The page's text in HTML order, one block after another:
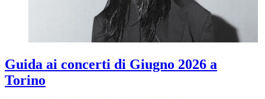
Guida ai concerti di Giugno 2026 a
Torino